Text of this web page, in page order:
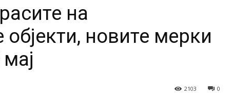
на
објекти, новите мерки
0
2103